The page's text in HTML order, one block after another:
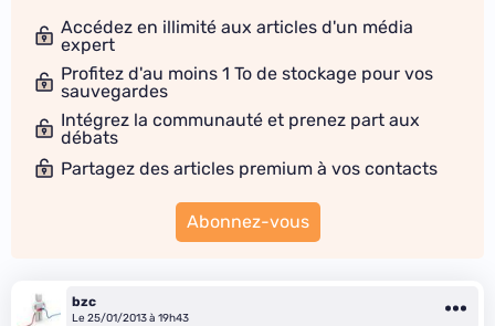
Accédez en illimité aux articles d'un média
expert
Profitez d'au moins 1 To de stockage pour vos
sauvegardes
Intégrez la communauté et prenez part aux
débats
Partagez des articles premium à vos contacts
Abonnez-vous
bzc
Le 25/01/2013 à 19h43